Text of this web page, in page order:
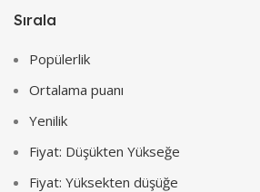
Sırala
Popülerlik
Ortalama puanı
Yenilik
Fiyat: Düşükten Yükseğe
Fiyat: Yüksekten düşüğe